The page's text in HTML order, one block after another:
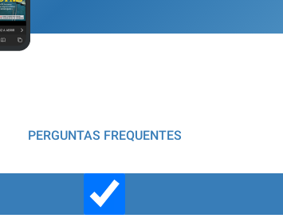
PERGUNTAS FREQUENTES